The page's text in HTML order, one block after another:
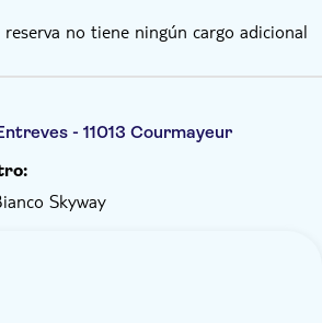
reserva no tiene ningún cargo adicional
- 11013 Courmayeur
Skyway